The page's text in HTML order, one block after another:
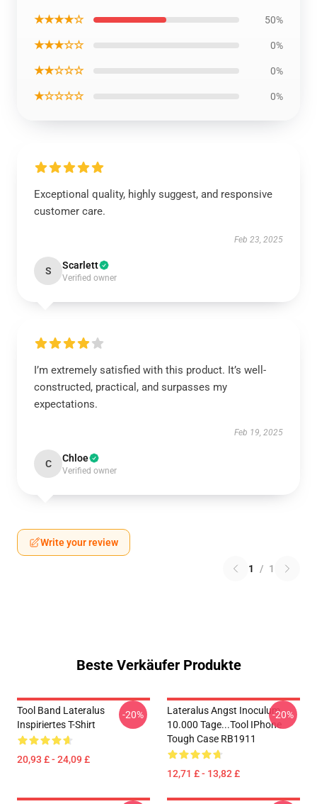
★★★★☆
50%
★★★☆☆ 0%
★★☆☆☆ 0%
★☆☆☆☆ 0%
Exceptional quality, highly suggest, and responsive
customer care.
Feb 23, 2025
S Scarlett
Verified owner
I’m extremely satisfied with this product. It’s well-
constructed, practical, and surpasses my
expectations.
Feb 19, 2025
C Chloe
Verified owner
Write your review
1 / 1
Beste Verkäufer Produkte
Tool Band Lateralus
Inspiriertes T-Shirt
20,93 £ - 24,09 £
-20%
Lateralus Angst Inoculum
10.000 Tage...tool IPhone
Tough Case RB1911
12,71 £ - 13,82 £
-20%